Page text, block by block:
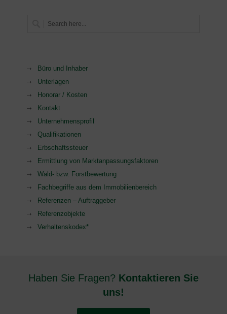
Büro und Inhaber
Unterlagen
Honorar / Kosten
Kontakt
Unternehmensprofil
Qualifikationen
Erbschaftssteuer
Ermittlung von Marktanpassungsfaktoren
Wald- bzw. Forstbewertung
Fachbegriffe aus dem Immobilienbereich
Referenzen – Auftraggeber
Referenzobjekte
Verhaltenskodex*
Haben Sie Fragen? Kontaktieren Sie
uns!